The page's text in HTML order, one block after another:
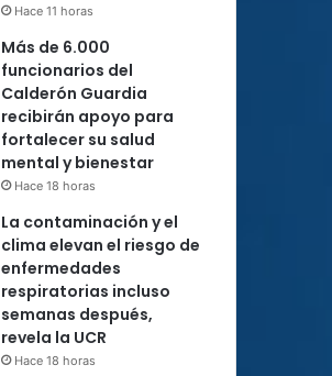
Hace 11 horas
Más de 6.000
funcionarios del
Calderón Guardia
recibirán apoyo para
fortalecer su salud
mental y bienestar
Hace 18 horas
La contaminación y el
clima elevan el riesgo de
enfermedades
respiratorias incluso
semanas después,
revela la UCR
Hace 18 horas